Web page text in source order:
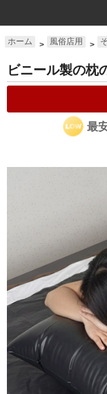
ホーム > 風俗店用 >
ビニール製の枕
最